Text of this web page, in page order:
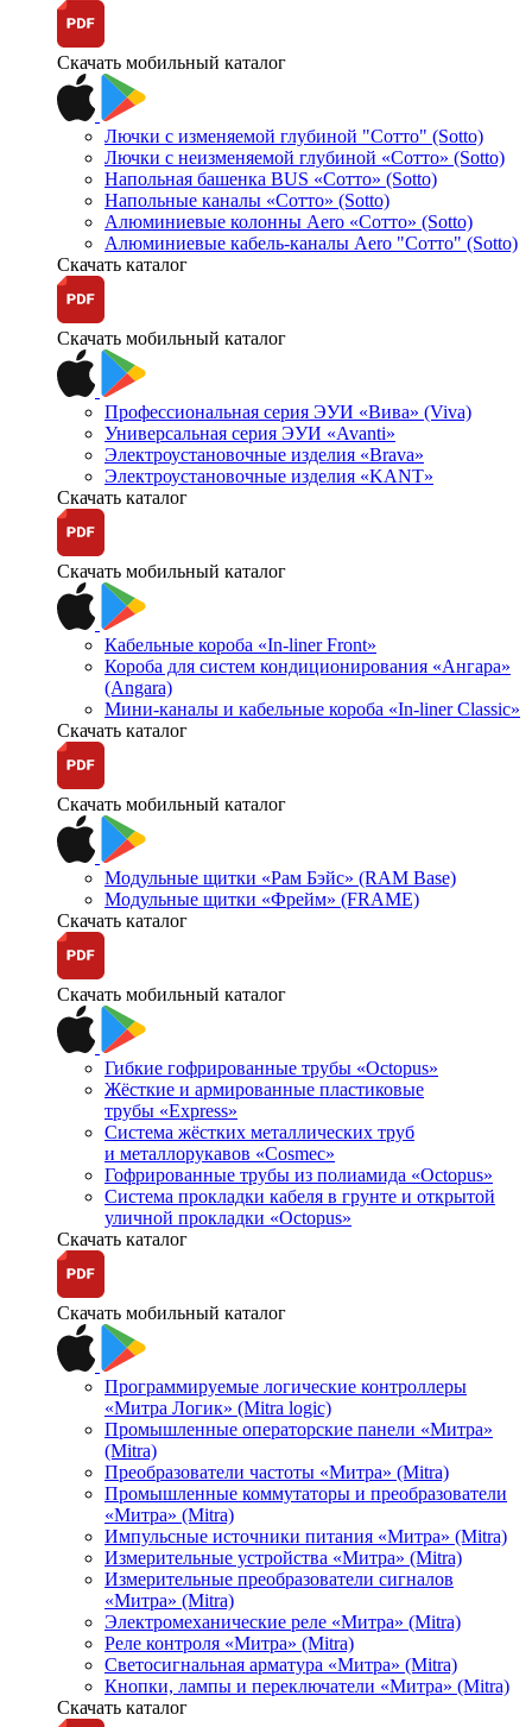
Скачать мобильный каталог
Лючки с изменяемой глубиной "Сотто" (Sotto)
Лючки с неизменяемой глубиной «Сотто» (Sotto)
Напольная башенка BUS «Сотто» (Sotto)
Напольные каналы «Сотто» (Sotto)
Алюминиевые колонны Aero «Сотто» (Sotto)
Алюминиевые кабель-каналы Aero "Сотто" (Sotto)
Скачать каталог
Скачать мобильный каталог
Профессиональная серия ЭУИ «Вива» (Viva)
Универсальная серия ЭУИ «Avanti»
Электроустановочные изделия «Brava»
Электроустановочные изделия «KANT»
Скачать каталог
Скачать мобильный каталог
Кабельные короба «In-liner Front»
Короба для систем кондиционирования «Ангара»
(Angara)
Мини-каналы и кабельные короба «In-liner Classic»
Скачать каталог
Скачать мобильный каталог
Модульные щитки «Рам Бэйс» (RAM Base)
Модульные щитки «Фрейм» (FRAME)
Скачать каталог
Скачать мобильный каталог
Гибкие гофрированные трубы «Octopus»
Жёсткие и армированные пластиковые
трубы «Express»
Система жёстких металлических труб
и металлорукавов «Cosmec»
Гофрированные трубы из полиамида «Octopus»
Система прокладки кабеля в грунте и открытой
уличной прокладки «Octopus»
Скачать каталог
Скачать мобильный каталог
Программируемые логические контроллеры
«Митра Логик» (Mitra logic)
Промышленные операторские панели «Митра»
(Mitra)
Преобразователи частоты «Митра» (Mitra)
Промышленные коммутаторы и преобразователи
«Митра» (Mitra)
Импульсные источники питания «Митра» (Mitra)
Измерительные устройства «Митра» (Mitra)
Измерительные преобразователи сигналов
«Митра» (Mitra)
Электромеханические реле «Митра» (Mitra)
Реле контроля «Митра» (Mitra)
Светосигнальная арматура «Митра» (Mitra)
Кнопки, лампы и переключатели «Митра» (Mitra)
Скачать каталог